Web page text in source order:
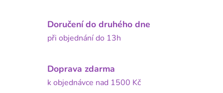
Doručení do druhého dne
při objednání do 13h
Doprava zdarma
k objednávce nad 1500 Kč